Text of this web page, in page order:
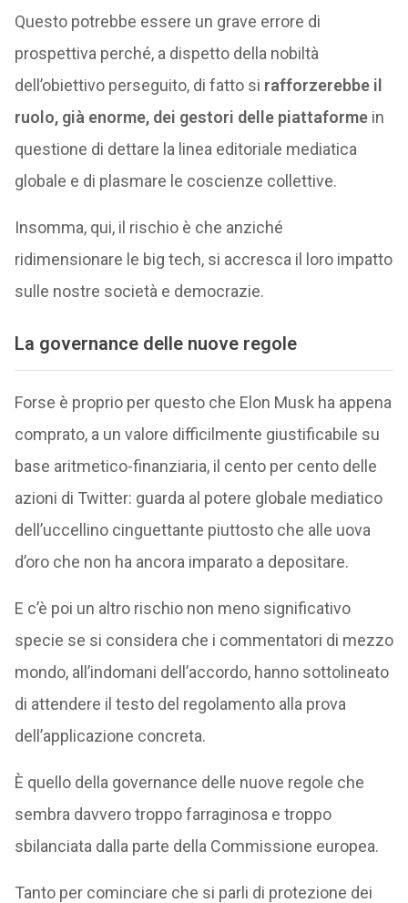
Questo potrebbe essere un grave errore di
prospettiva perché, a dispetto della nobiltà
dell’obiettivo perseguito, di fatto si rafforzerebbe il
ruolo, già enorme, dei gestori delle piattaformein
questione di dettare la linea editoriale mediatica
globale e di plasmare le coscienze collettive.
Insomma, qui, il rischio è che anziché
ridimensionare le big tech, si accresca il loro impatto
sulle nostre società e democrazie.
La governance delle nuove regole
Forse è proprio per questo che Elon Musk ha appena
comprato, a un valore difficilmente giustificabile su
base aritmetico-finanziaria, il cento per cento delle
azioni di Twitter: guarda al potere globale mediatico
dell’uccellino cinguettante piuttosto che alle uova
d’oro che non ha ancora imparato a depositare.
E c’è poi un altro rischio non meno significativo
specie se si considera che i commentatori di mezzo
mondo, all’indomani dell’accordo, hanno sottolineato
di attendere il testo del regolamento alla prova
dell’applicazione concreta.
È quello della governance delle nuove regole che
sembra davvero troppo farraginosa e troppo
sbilanciata dalla parte della Commissione europea.
Tanto per cominciare che si parli di protezione dei